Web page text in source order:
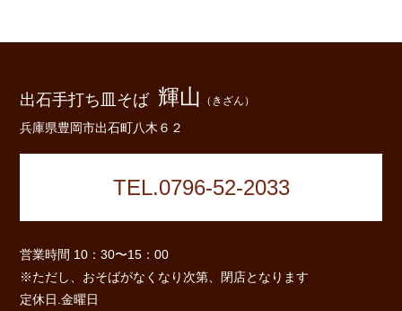
出石手打ち皿そば 輝山 （きざん）
兵庫県豊岡市出石町八木６２
TEL.0796-52-2033
営業時間 10：30〜15：00
※ただし、おそばがなくなり次第、閉店となります
定休日.金曜日